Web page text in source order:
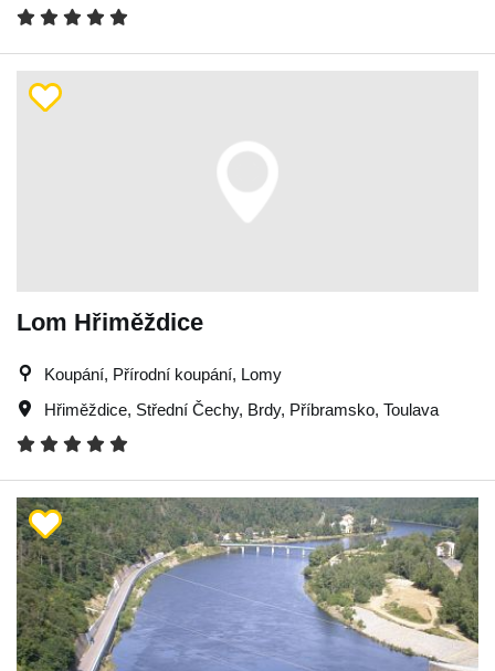
Lom Hřiměždice
Koupání, Přírodní koupání, Lomy
Hřiměždice, Střední Čechy, Brdy, Příbramsko, Toulava